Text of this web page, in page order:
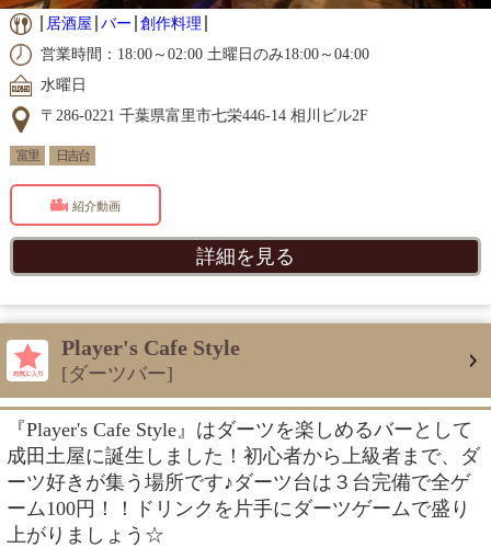
居酒屋 バー 創作料理
営業時間：18:00～02:00 土曜日のみ18:00～04:00
水曜日
〒286-0221 千葉県富里市七栄446-14 相川ビル2F
富里 日吉台
紹介動画
詳細を見る
Player's Cafe Style
[ダーツバー]
『Player's Cafe Style』はダーツを楽しめるバーとして
成田土屋に誕生しました！初心者から上級者まで、ダ
ーツ好きが集う場所です♪ダーツ台は３台完備で全ゲ
ーム100円！！ドリンクを片手にダーツゲームで盛り
上がりましょう☆